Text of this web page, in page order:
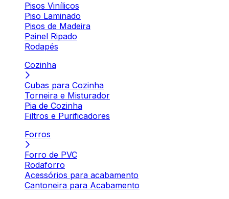
Pisos Vinílicos
Piso Laminado
Pisos de Madeira
Painel Ripado
Rodapés
Cozinha
Cubas para Cozinha
Torneira e Misturador
Pia de Cozinha
Filtros e Purificadores
Forros
Forro de PVC
Rodaforro
Acessórios para acabamento
Cantoneira para Acabamento